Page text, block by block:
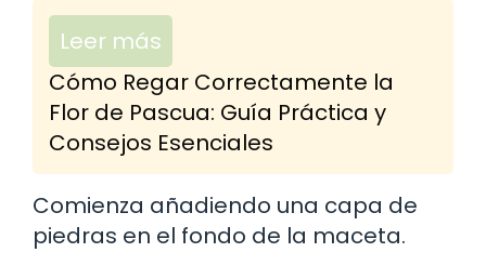
Leer más
Cómo Regar Correctamente la
Flor de Pascua: Guía Práctica y
Consejos Esenciales
Comienza añadiendo una capa de
piedras en el fondo de la maceta.